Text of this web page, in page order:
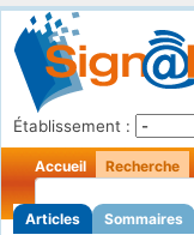
Établissement :
Accueil Recherche
Articles Sommaires